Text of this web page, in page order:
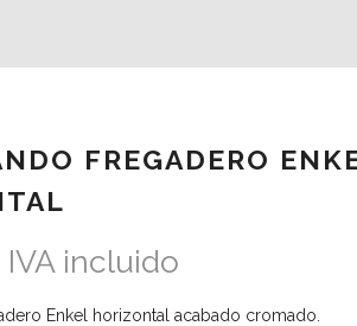
FREGADERO
IVA incluido
Enkel horizontal acabado cromado.